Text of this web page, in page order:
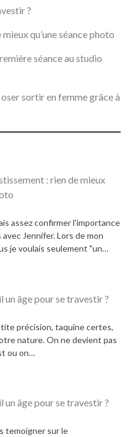
?
qu’une séance photo
séance au studio
sortir en femme grâce à
: rien de mieux
assez confirmer l'importance
Jennifer. Lors de mon
je voulais seulement "un…
un âge pour se travestir ?
précision, taquine certes,
nature. On ne devient pas
ou on…
un âge pour se travestir ?
temoigner sur le